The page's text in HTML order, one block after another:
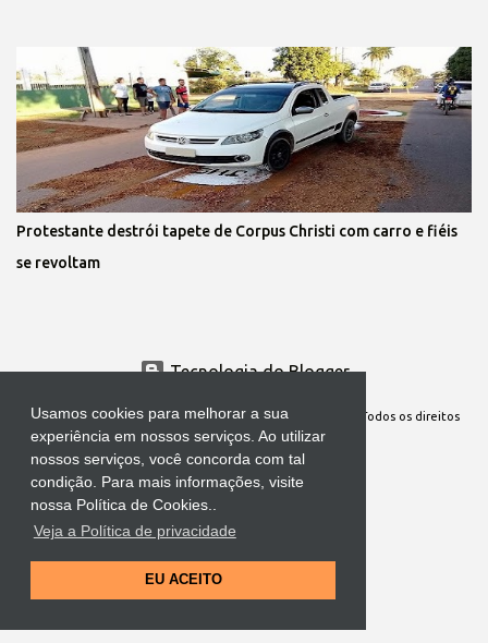
Usamos cookies para melhorar a sua
experiência em nossos serviços. Ao utilizar
nossos serviços, você concorda com tal
condição. Para mais informações, visite
nossa Política de Cookies..
Veja a Política de privacidade
EU ACEITO
Protestante destrói tapete de Corpus Christi com carro e fiéis
se revoltam
Tecnologia do Blogger
Site Oficial da Comunidade Nossa Senhora cuida de mim. Todos os direitos
reservados